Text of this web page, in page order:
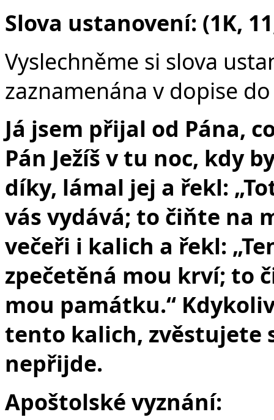
Slova ustanovení: (1K,
Vyslechněme si slova
zaznamenána v dopise
Já jsem přijal od Pána,
Pán Ježíš v tu noc, kdy
díky, lámal jej a řekl:
vás vydává; to čiňte na
večeři i kalich a řekl:
zpečetěná mou krví; to
mou památku.“
tento kalich, zvěstujete
nepřijde.
Apoštolské vyznání: